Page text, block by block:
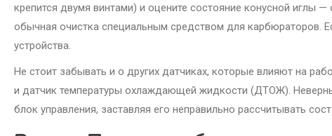
крепится двумя винтами) и оцените состояние конусной иглы
обычная очистка специальным средством для карбюраторов.
устройства.
Не стоит забывать и о других датчиках, которые влияют на
и датчик температуры охлаждающей жидкости (ДТОЖ).
блок управления, заставляя его неправильно рассчитывать